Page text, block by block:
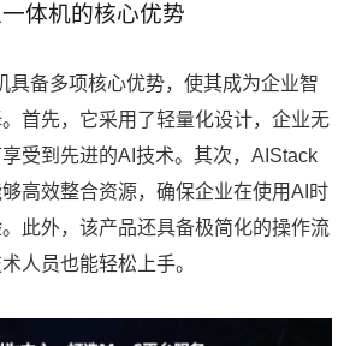
体机的核心优势
具备多项核心优势，使其成为企业智
首先，它采用了轻量化设计，企业无
受到先进的AI技术。其次，AIStack
高效整合资源，确保企业在使用AI时
此外，该产品还具备极简化的操作流
人员也能轻松上手。